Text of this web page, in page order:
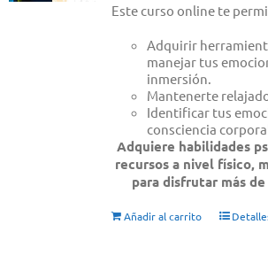
Este curso online te
Adquirir
manejar tus
inmersión.
Mantenerte
Identificar tus
consciencia
Adquiere habilidades
recursos a nivel físico,
para disfrutar más
Añadir al carrito